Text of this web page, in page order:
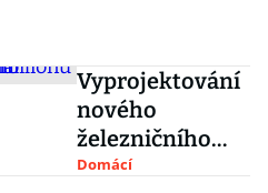
Vyprojektování
nového
železničního
mostu na
Domácí